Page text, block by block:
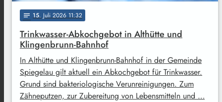
notes 15. Juli 2026 11:32
Trinkwasser-Abkochgebot in Althütte und
Klingenbrunn-Bahnhof
In Althütte und Klingenbrunn-Bahnhof in der Gemeinde
Spiegelau gilt aktuell ein Abkochgebot für Trinkwasser.
Grund sind bakteriologische Verunreinigungen. Zum
Zähneputzen, zur Zubereitung von Lebensmitteln und …